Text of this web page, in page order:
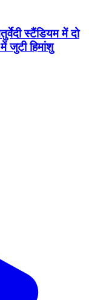
स्टैंडियम में दो
जुटी हिमांशु